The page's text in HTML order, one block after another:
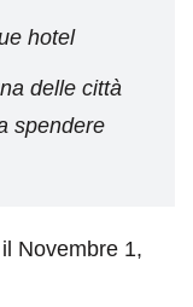
hotel
delle città
spendere
Novembre 1,